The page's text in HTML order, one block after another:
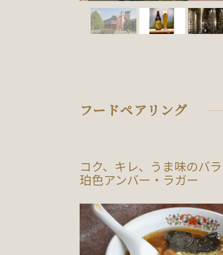
フードペアリング
コク、キレ、うま味のバ
珀色アンバー・ラガー